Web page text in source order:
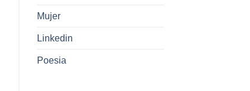
Mujer
Linkedin
Poesia